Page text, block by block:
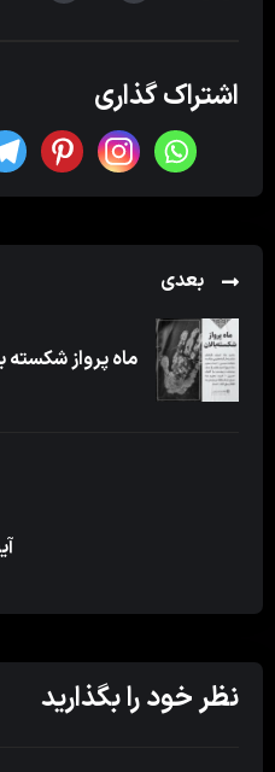
اشتراک گذاری
بعدی
ماه پرواز شکسته
نظر خود را بگذارید